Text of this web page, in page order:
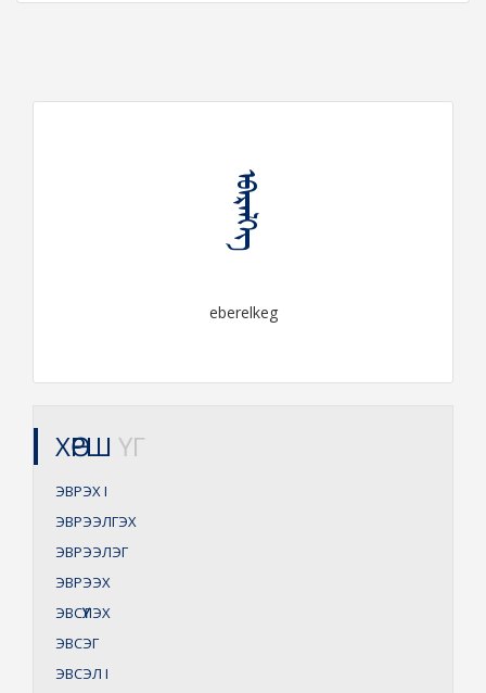
ᠡᠪᠡᠷᠡᠯᠬᠡᠭ
eberelkeg
ХӨРШ ҮГ
ЭВРЭХI
ЭВРЭЭЛГЭХ
ЭВРЭЭЛЭГ
ЭВРЭЭХ
ЭВСҮҮЛЭХ
ЭВСЭГ
ЭВСЭЛ I